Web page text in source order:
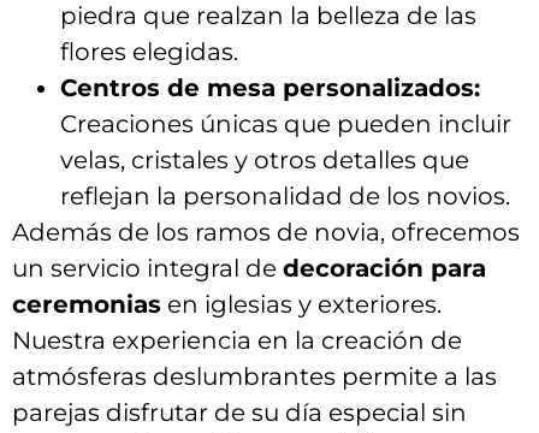
piedra ⁣que realzan la belleza‍ de⁢ las
flores⁣ elegidas.
Centros ‌de mesa⁤ personalizados:
‌Creaciones únicas‍ que‌ pueden incluir
velas, cristales y otros detalles ⁣que
reflejan la personalidad de los ⁢novios.
Además de los ⁤ramos de novia,‍ ofrecemos
un servicio integral de decoración‌ para
⁢ceremonias en iglesias⁢ y exteriores.
Nuestra experiencia en la creación de
atmósferas deslumbrantes permite a ‍las
⁣parejas​ disfrutar de su día especial sin